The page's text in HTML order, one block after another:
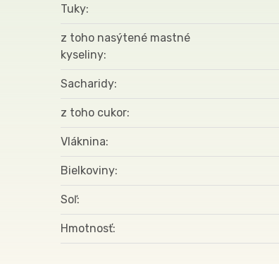
Tuky
z toho nasýtené mastné
kyseliny
Sacharidy
z toho cukor
Vláknina
Bielkoviny
Soľ
Hmotnosť